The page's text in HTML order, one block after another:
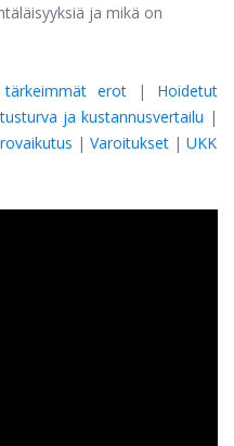
tärkeimmät erot | Hoidetut
ja kustannusvertailu |
| Varoitukset | UKK